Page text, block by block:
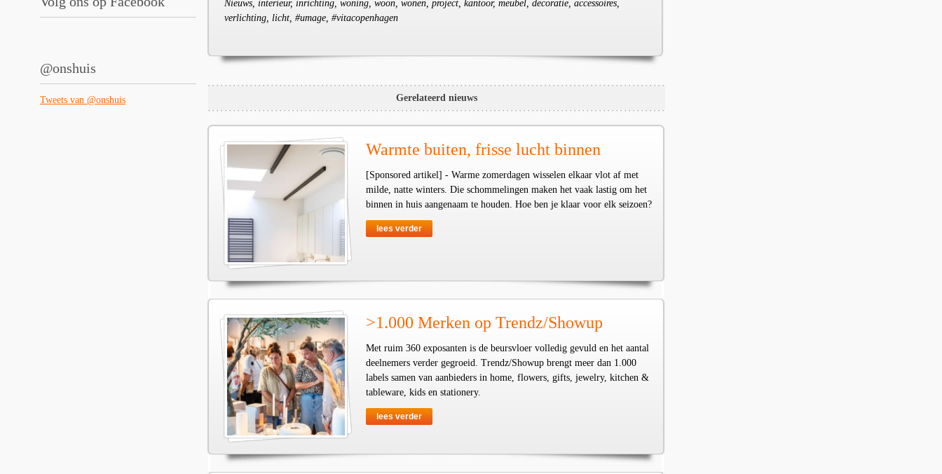
@onshuis
Tweets van @onshuis
Nieuws, interieur, inrichting, woning, woon, wonen, project, kantoor, meubel, decoratie, accessoires,
verlichting, licht, #umage, #vitacopenhagen
Gerelateerd nieuws
Warmte buiten, frisse lucht binnen
[Sponsored artikel] - Warme zomerdagen wisselen elkaar vlot af met
milde, natte winters. Die schommelingen maken het vaak lastig om het
binnen in huis aangenaam te houden. Hoe ben je klaar voor elk seizoen?
lees verder
>1.000 Merken op Trendz/Showup
Met ruim 360 exposanten is de beursvloer volledig gevuld en het aantal
deelnemers verder gegroeid. Trendz/Showup brengt meer dan 1.000
labels samen van aanbieders in home, flowers, gifts, jewelry, kitchen &
tableware, kids en stationery.
lees verder